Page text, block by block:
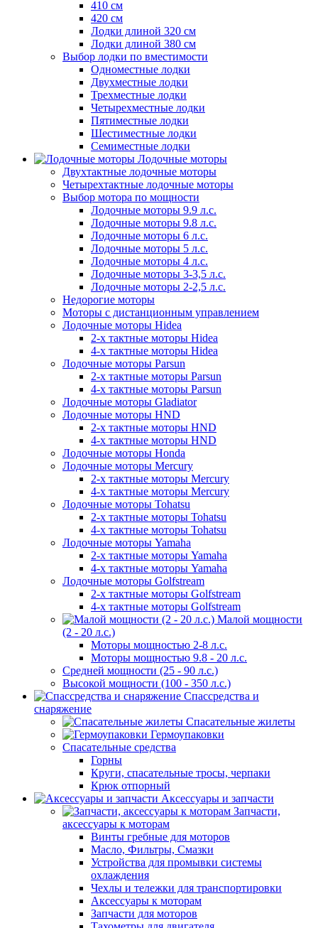
410 см
420 см
Лодки длиной 320 см
Лодки длиной 380 см
Выбор лодки по вместимости
Одноместные лодки
Двухместные лодки
Трехместные лодки
Четырехместные лодки
Пятиместные лодки
Шестиместные лодки
Семиместные лодки
Лодочные моторы
Двухтактные лодочные моторы
Четырехтактные лодочные моторы
Выбор мотора по мощности
Лодочные моторы 9.9 л.с.
Лодочные моторы 9.8 л.с.
Лодочные моторы 6 л.с.
Лодочные моторы 5 л.с.
Лодочные моторы 4 л.с.
Лодочные моторы 3-3,5 л.с.
Лодочные моторы 2-2,5 л.с.
Недорогие моторы
Моторы с дистанционным управлением
Лодочные моторы Hidea
2-х тактные моторы Hidea
4-х тактные моторы Hidea
Лодочные моторы Parsun
2-х тактные моторы Parsun
4-х тактные моторы Parsun
Лодочные моторы Gladiator
Лодочные моторы HND
2-х тактные моторы HND
4-х тактные моторы HND
Лодочные моторы Honda
Лодочные моторы Mercury
2-х тактные моторы Mercury
4-х тактные моторы Mercury
Лодочные моторы Tohatsu
2-х тактные моторы Tohatsu
4-х тактные моторы Tohatsu
Лодочные моторы Yamaha
2-х тактные моторы Yamaha
4-х тактные моторы Yamaha
Лодочные моторы Golfstream
2-х тактные моторы Golfstream
4-х тактные моторы Golfstream
Малой мощности
(2 - 20 л.с.)
Моторы мощностью 2-8 л.с.
Моторы мощностью 9.8 - 20 л.с.
Средней мощности (25 - 90 л.с.)
Высокой мощности (100 - 350 л.с.)
Спассредства и
снаряжение
Спасательные жилеты
Гермоупаковки
Спасательные средства
Горны
Круги, спасательные тросы, черпаки
Крюк отпорный
Аксессуары и запчасти
Запчасти,
аксессуары к моторам
Винты гребные для моторов
Масло, Фильтры, Смазки
Устройства для промывки системы
охлаждения
Чехлы и тележки для транспортировки
Аксессуары к моторам
Запчасти для моторов